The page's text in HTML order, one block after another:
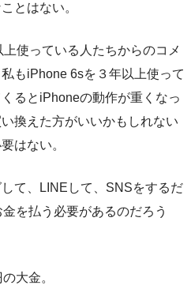
とはない。
使っている人たちからのコメ
もiPhone 6sを３年以上使って
るとiPhoneの動作が重くなっ
換えた方がいいかもしれない
はない。
て、LINEして、SNSをするだ
を払う必要があるのだろう
大金。